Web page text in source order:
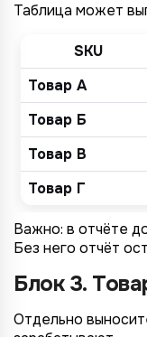
Таблица может
SKU
Товар А
Товар Б
Товар В
Товар Г
Важно: в отчёте
Без него отчёт
Блок 3.
Отдельно